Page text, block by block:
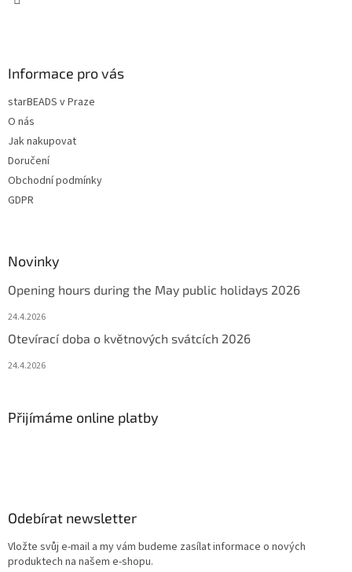
Informace pro vás
starBEADS v Praze
O nás
Jak nakupovat
Doručení
Obchodní podmínky
GDPR
Novinky
Opening hours during the May public holidays 2026
24.4.2026
Otevírací doba o květnových svátcích 2026
24.4.2026
Přijímáme online platby
Odebírat newsletter
Vložte svůj e-mail a my vám budeme zasílat informace o nových
produktech na našem e-shopu.